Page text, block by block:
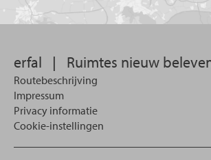
wilt
zoeken.
erfal | Ruimtes nieuw
Routebeschrijving
Impressum
Privacy informatie
Cookie-instellingen